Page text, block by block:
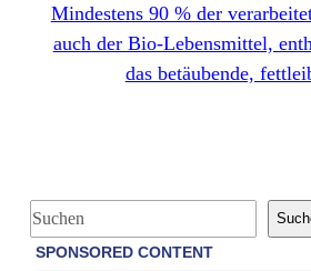
Mindestens 90 % der
auch der Bio-Lebensmittel,
das betäubende,
S
u